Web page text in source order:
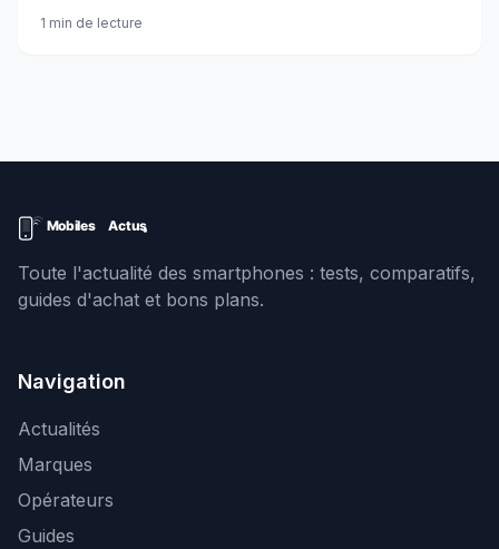
naturel.
1 min de lecture
Toute l'actualité des smartphones : tests, comparatifs,
guides d'achat et bons plans.
Navigation
Actualités
Marques
Opérateurs
Guides